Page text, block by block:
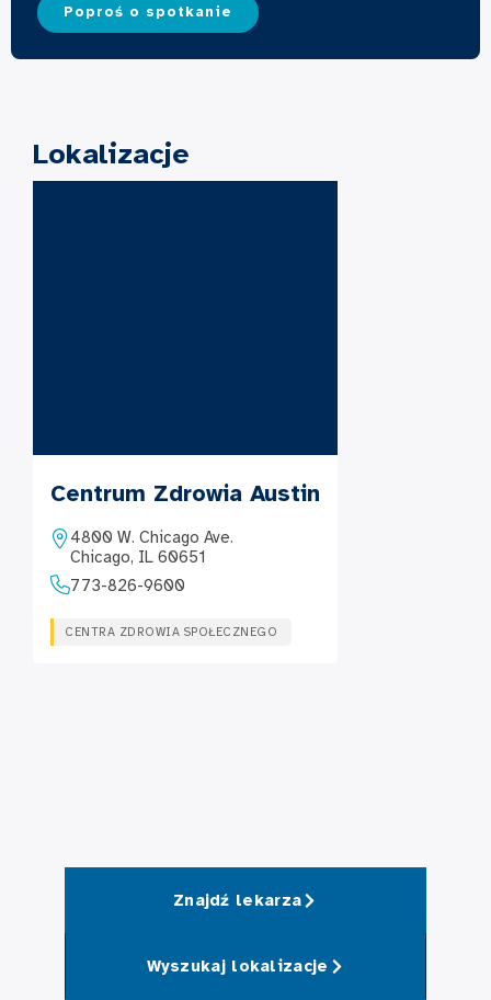
Poproś o spotkanie
Lokalizacje
Centrum Zdrowia Austin
4800 W. Chicago Ave.
Chicago, IL 60651
773-826-9600
CENTRA ZDROWIA SPOŁECZNEGO
Znajdź lekarza
Wyszukaj lokalizacje